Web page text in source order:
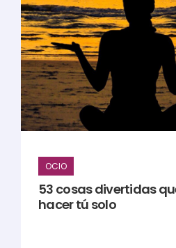
OCIO
53 cosas divertidas
hacer tú solo